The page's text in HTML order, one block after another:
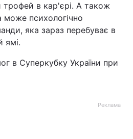
трофей в кар'єрі. А також
може психологічно
яка зараз перебуває в
ямі.
в Суперкубку України при
Реклама